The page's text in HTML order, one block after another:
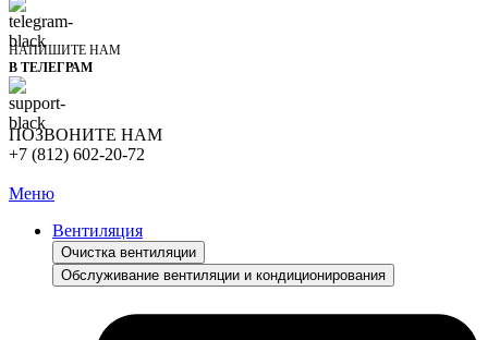
НАПИШИТЕ НАМ
В ТЕЛЕГРАМ
ПОЗВОНИТЕ НАМ
+7 (812) 602-20-72
Меню
Вентиляция
Очистка вентиляции
Обслуживание вентиляции и кондиционирования